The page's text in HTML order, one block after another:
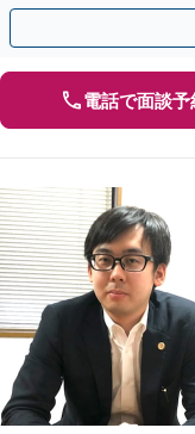
ニケーション◎お気軽に
電話で面談予